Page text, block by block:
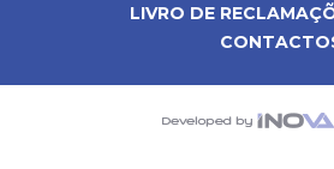
LIVRO DE